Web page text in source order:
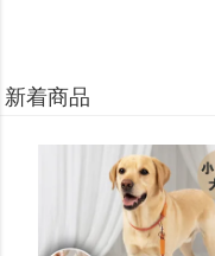
新着商品